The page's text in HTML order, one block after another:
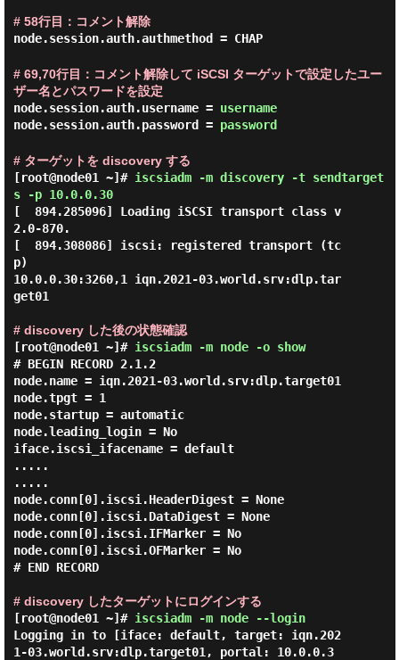
# 58行目：コメント解除
node.session.auth.authmethod = CHAP
# 69,70行目：コメント解除して iSCSI ターゲットで設定したユー
ザー名とパスワードを設定
node.session.auth.username = username
node.session.auth.password = password
# ターゲットを discovery する
[root@node01 ~]# iscsiadm -m discovery -t sendtarget
s -p 10.0.0.30
[  894.285096] Loading iSCSI transport class v
2.0-870.
[  894.308086] iscsi: registered transport (tc
p)
10.0.0.30:3260,1 iqn.2021-03.world.srv:dlp.tar
get01
# discovery した後の状態確認
[root@node01 ~]# iscsiadm -m node -o show
# BEGIN RECORD 2.1.2
node.name = iqn.2021-03.world.srv:dlp.target01
node.tpgt = 1
node.startup = automatic
node.leading_login = No
iface.iscsi_ifacename = default
.....
.....
node.conn[0].iscsi.HeaderDigest = None
node.conn[0].iscsi.DataDigest = None
node.conn[0].iscsi.IFMarker = No
node.conn[0].iscsi.OFMarker = No
# END RECORD
# discovery したターゲットにログインする
[root@node01 ~]# iscsiadm -m node --login
Logging in to [iface: default, target: iqn.202
1-03.world.srv:dlp.target01, portal: 10.0.0.3